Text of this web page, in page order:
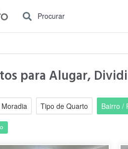
Procurar
para Alugar,
Tipo de Quarto Bairro /